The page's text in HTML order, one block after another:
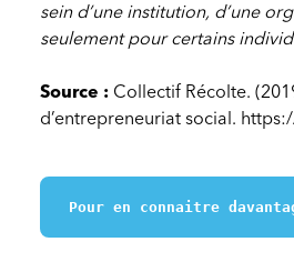
sein d’une institution, d’une
seulement pour certains
Source : Collectif Récolte.
d’entrepreneuriat social.
Pour en connaitre